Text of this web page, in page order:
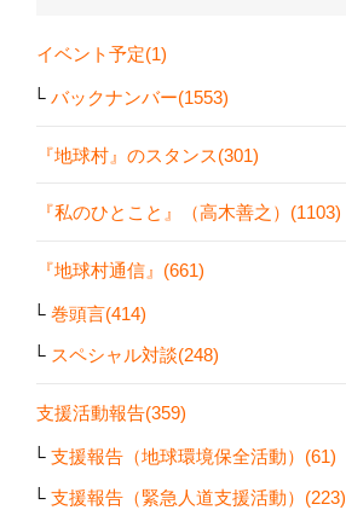
イベント予定(1)
バックナンバー(1553)
『地球村』のスタンス(301)
『私のひとこと』（高木善之）(1103)
『地球村通信』(661)
巻頭言(414)
スペシャル対談(248)
支援活動報告(359)
支援報告（地球環境保全活動）(61)
支援報告（緊急人道支援活動）(223)